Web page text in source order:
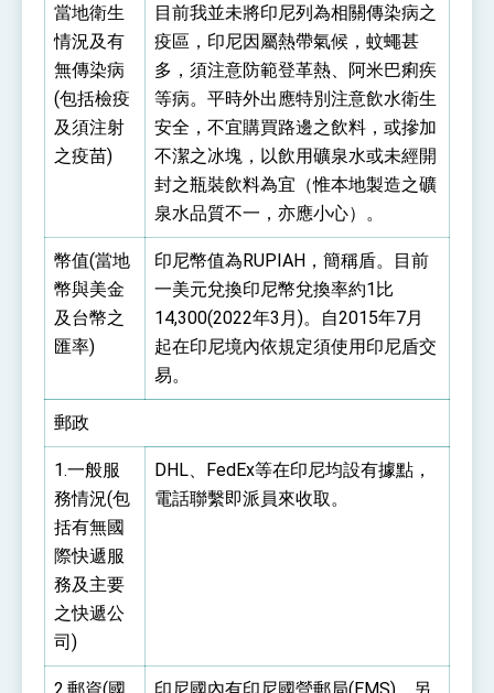
當地衛生
情況及有
無傳染病
(包括檢疫
及須注射
之疫苗)
目前我並未將印尼列為相關傳染病之
疫區，印尼因屬熱帶氣候，蚊蠅甚
多，須注意防範登革熱、阿米巴痢疾
等病。平時外出應特別注意飲水衛生
安全，不宜購買路邊之飲料，或摻加
不潔之冰塊，以飲用礦泉水或未經開
封之瓶裝飲料為宜（惟本地製造之礦
泉水品質不一，亦應小心）。
幣值(當地
幣與美金
及台幣之
匯率)
印尼幣值為RUPIAH，簡稱盾。目前
一美元兌換印尼幣兌換率約1比
14,300(2022年3月)。自2015年7月
起在印尼境內依規定須使用印尼盾交
易。
郵政
1.一般服
務情況(包
括有無國
際快遞服
務及主要
之快遞公
司)
DHL、FedEx等在印尼均設有據點，
電話聯繫即派員來收取。
2.郵資(國 印尼國內有印尼國營郵局(EMS)。另